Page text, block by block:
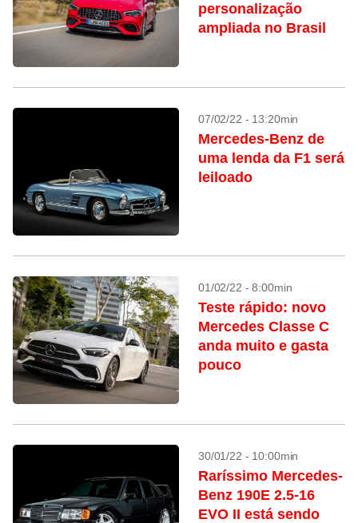
personalização
ampliada no Brasil
07/02/22 - 13:20min
Mercedes-Benz de
uma lenda da F1 será
leiloado
01/02/22 - 8:00min
Teste rápido: novo
Mercedes Classe C
anda muito e gasta
pouco
30/01/22 - 10:00min
Raríssimo Mercedes-
Benz 190E 2.5-16
EVO II está sendo